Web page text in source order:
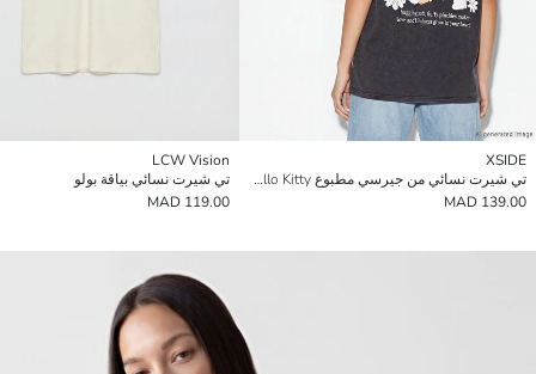
XSIDE
تي شيرت نسائي من جيرسي مطبوع Hello Kitty
139.00 MAD
LCW Vision
تي شيرت نسائي بياقة بولو
119.00 MAD